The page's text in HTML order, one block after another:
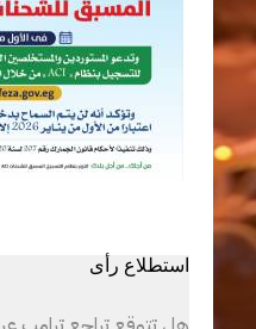
استطلاع رأى